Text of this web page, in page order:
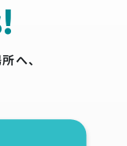
へ、